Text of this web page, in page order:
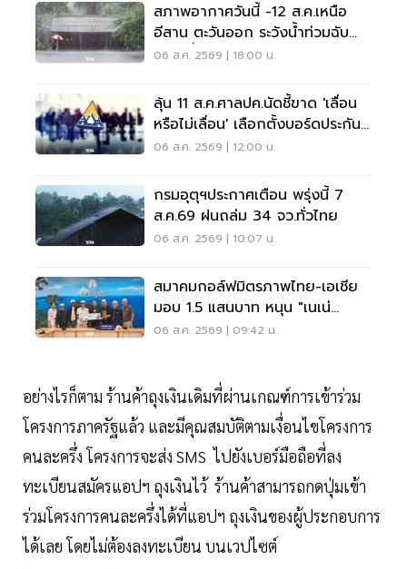
สภาพอากาศวันนี้ -12 ส.ค.เหนือ
อีสาน ตะวันออก ระวังน้ำท่วมฉับ
พลัน น้ำป่าไหลหลาก
06 ส.ค. 2569 | 18:00 น.
ลุ้น 11 ส.ค.ศาลปค.นัดชี้ขาด 'เลื่อน
หรือไม่เลื่อน' เลือกตั้งบอร์ดประกัน
สังคม
06 ส.ค. 2569 | 12:00 น.
กรมอุตุฯประกาศเตือน พรุ่งนี้ 7
ส.ค.69 ฝนถล่ม 34 จว.ทั่วไทย
06 ส.ค. 2569 | 10:07 น.
สมาคมกอล์ฟมิตรภาพไทย-เอเชีย
มอบ 1.5 แสนบาท หนุน "เนเน่
รอยัล" ลุยเวทีที่สหรัฐ
06 ส.ค. 2569 | 09:42 น.
อย่างไรก็ตาม ร้านค้าถุงเงินเดิมที่ผ่านเกณฑ์การเข้าร่วม
โครงการภาครัฐแล้ว และมีคุณสมบัติตามเงื่อนไขโครงการ
คนละครึ่ง โครงการจะส่ง SMS ไปยังเบอร์มือถือที่ลง
ทะเบียนสมัครแอปฯ ถุงเงินไว้ ร้านค้าสามารถกดปุ่มเข้า
ร่วมโครงการคนละครึ่งได้ที่แอปฯ ถุงเงินของผู้ประกอบการ
ได้เลย โดยไม่ต้องลงทะเบียน บนเวปไซต์